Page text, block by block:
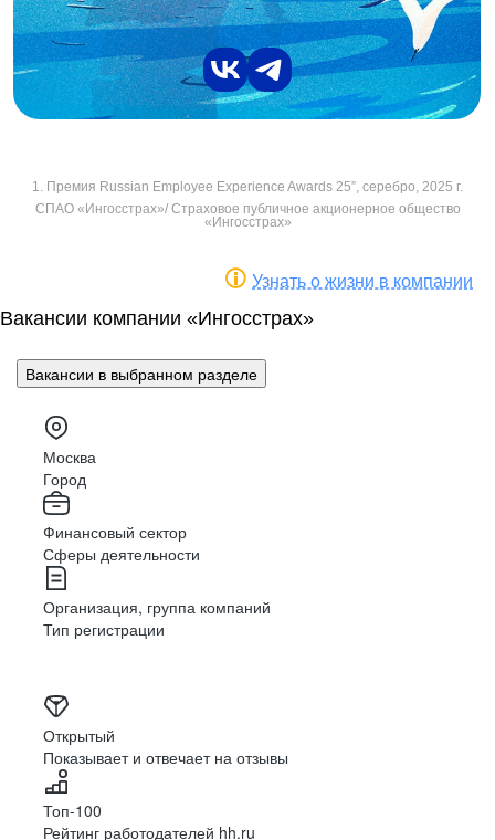
1. Премия Russian Employee Experience Awards 25”, серебро, 2025 г.
СПАО «Ингосстрах»/ Страховое публичное акционерное общество
«Ингосстрах»
Узнать о жизни в компании
Вакансии компании «Ингосстрах»
Вакансии в выбранном разделе
Москва
Город
Финансовый сектор
Сферы деятельности
Организация, группа компаний
Тип регистрации
Открытый
Показывает и отвечает на отзывы
Топ-100
Рейтинг работодателей hh.ru